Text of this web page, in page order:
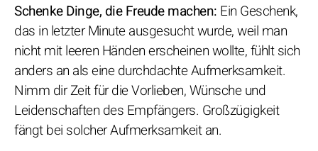
Schenke Dinge, die Freude machen: Ein Geschenk,
das in letzter Minute ausgesucht wurde, weil man
nicht mit leeren Händen erscheinen wollte, fühlt sich
anders an als eine durchdachte Aufmerksamkeit.
Nimm dir Zeit für die Vorlieben, Wünsche und
Leidenschaften des Empfängers. Großzügigkeit
fängt bei solcher Aufmerksamkeit an.